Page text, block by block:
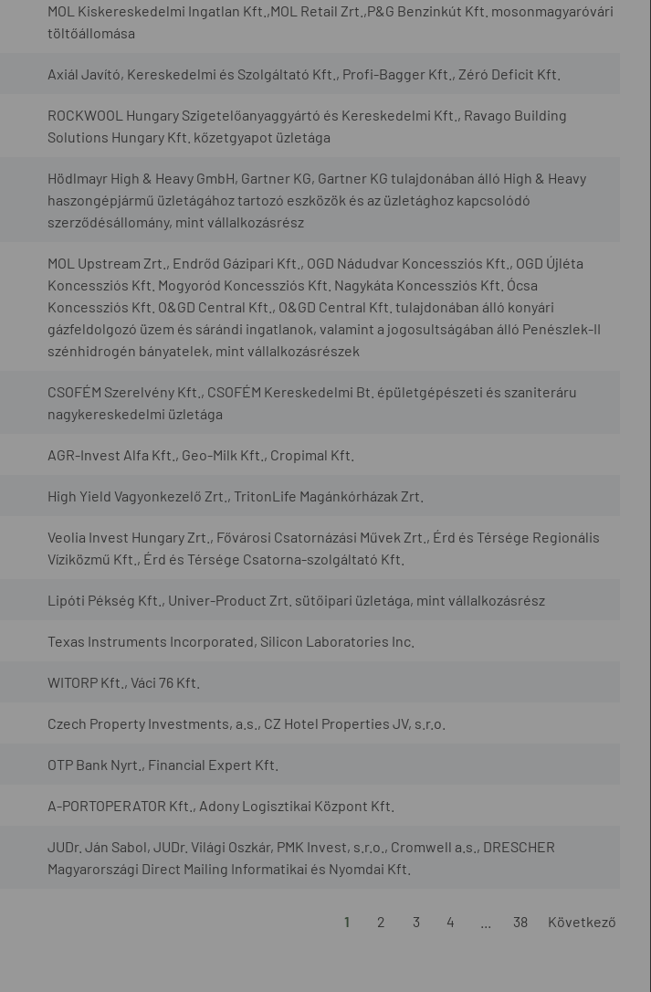
MOL Kiskereskedelmi Ingatlan Kft.,MOL Retail Zrt.,P&G Benzinkút Kft. mosonmagyaróvári
töltőállomása
Axiál Javító, Kereskedelmi és Szolgáltató Kft., Profi-Bagger Kft., Zéró Deficit Kft.
ROCKWOOL Hungary Szigetelőanyaggyártó és Kereskedelmi Kft., Ravago Building
Solutions Hungary Kft. kőzetgyapot üzletága
Hödlmayr High & Heavy GmbH, Gartner KG, Gartner KG tulajdonában álló High & Heavy
haszongépjármű üzletágához tartozó eszközök és az üzletághoz kapcsolódó
szerződésállomány, mint vállalkozásrész
MOL Upstream Zrt., Endrőd Gázipari Kft., OGD Nádudvar Koncessziós Kft., OGD Újléta
Koncessziós Kft. Mogyoród Koncessziós Kft. Nagykáta Koncessziós Kft. Ócsa
Koncessziós Kft. O&GD Central Kft., O&GD Central Kft. tulajdonában álló konyári
gázfeldolgozó üzem és sárándi ingatlanok, valamint a jogosultságában álló Penészlek-II
szénhidrogén bányatelek, mint vállalkozásrészek
CSOFÉM Szerelvény Kft., CSOFÉM Kereskedelmi Bt. épületgépészeti és szaniteráru
nagykereskedelmi üzletága
AGR-Invest Alfa Kft., Geo-Milk Kft., Cropimal Kft.
High Yield Vagyonkezelő Zrt., TritonLife Magánkórházak Zrt.
Veolia Invest Hungary Zrt., Fővárosi Csatornázási Művek Zrt., Érd és Térsége Regionális
Víziközmű Kft., Érd és Térsége Csatorna-szolgáltató Kft.
Lipóti Pékség Kft., Univer-Product Zrt. sütőipari üzletága, mint vállalkozásrész
Texas Instruments Incorporated, Silicon Laboratories Inc.
WITORP Kft., Váci 76 Kft.
Czech Property Investments, a.s., CZ Hotel Properties JV, s.r.o.
OTP Bank Nyrt., Financial Expert Kft.
A-PORTOPERATOR Kft., Adony Logisztikai Központ Kft.
JUDr. Ján Sabol, JUDr. Világi Oszkár, PMK Invest, s.r.o., Cromwell a.s., DRESCHER
Magyarországi Direct Mailing Informatikai és Nyomdai Kft.
1 2 3 4 38 Következő